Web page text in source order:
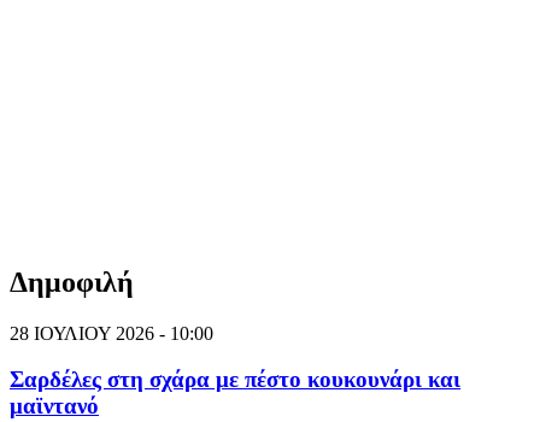
Δημοφιλή
28 ΙΟΥΛΙΟΥ 2026 - 10:00
Σαρδέλες στη σχάρα με πέστο κουκουνάρι και
μαϊντανό